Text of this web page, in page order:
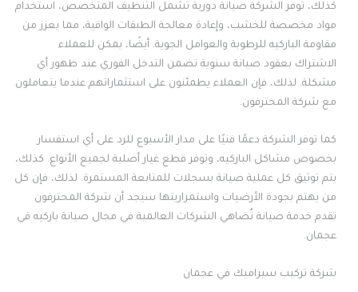
كذلك، توفر الشركة صيانة دورية تشمل التنظيف المتخصص، استخدام
مواد مخصصة للخشب، وإعادة معالجة الطبقات الواقية، مما يعزز من
مقاومة الباركيه للرطوبة والعوامل الجوية. أيضًا، يمكن للعملاء
الاشتراك بعقود صيانة سنوية تضمن التدخل الفوري عند ظهور أي
مشكلة. لذلك، فإن العملاء يطمئنون على استثماراتهم عندما يتعاملون
مع شركة المحترفون.
كما توفر الشركة دعمًا فنيًا على مدار الأسبوع للرد على أي استفسار
بخصوص مشاكل الباركيه، وتوفر قطع غيار أصلية لجميع الأنواع. كذلك،
يتم توثيق كل عملية صيانة بسجلات للمتابعة المستمرة. لذلك، فإن كل
من يهتم بجودة الأرضيات واستمراريتها سيجد أن شركة المحترفون
تقدم خدمة صيانة تُضاهي الشركات العالمية في مجال صيانة باركيه في
عجمان.
شركة تركيب سيراميك في عجمان